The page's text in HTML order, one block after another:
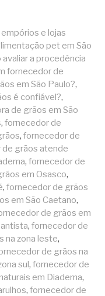
e lojas
pet em São
avaliar a procedência
fornecedor de
em São Paulo?,
é confiável?,
de grãos em São
, fornecedor de
, fornecedor de
grãos atende
, fornecedor de
em Osasco,
, fornecedor de grãos
em São Caetano,
de grãos em
, fornecedor de
na zona leste,
de grãos na
sul, fornecedor de
em Diadema,
, fornecedor de